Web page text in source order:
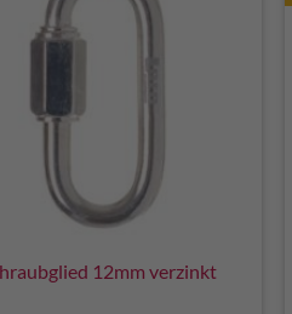
12mm verzinkt